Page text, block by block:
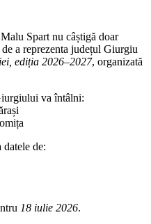
Spart nu câștigă doar
a reprezenta județul Giurgiu
ediția 2026–2027, organizată
va întâlni:
de:
18 iulie 2026.